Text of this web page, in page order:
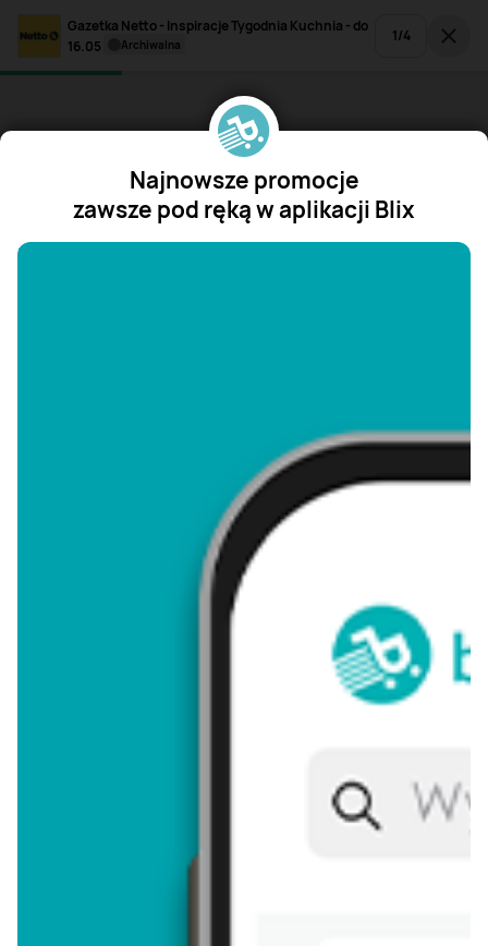
Gazetka Netto - Inspiracje Tygodnia Kuchnia - do
16.05
archiwalna 1/4
Najnowsze promocje
zawsze pod ręką w aplikacji Blix
"/>